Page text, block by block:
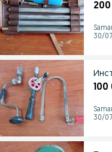
200
30/
100
30/